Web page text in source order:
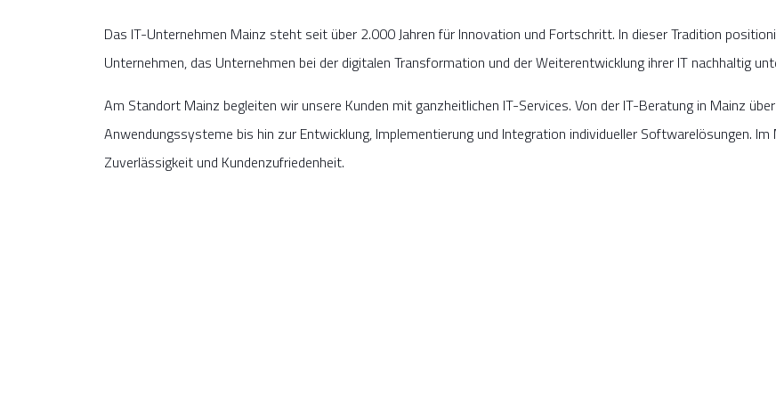
Das IT-Unternehmen Mainz steht seit über 2.000 Jahren für Innovation und Fortschritt. In dieser Tradition
Unternehmen, das Unternehmen bei der digitalen Transformation und der Weiterentwicklung ihrer IT nachhaltig
Am Standort Mainz begleiten wir unsere Kunden mit ganzheitlichen IT-Services. Von der IT-Beratung in Mainz
Anwendungssysteme bis hin zur Entwicklung, Implementierung und Integration individueller Softwarelösungen.
Zuverlässigkeit und Kundenzufriedenheit.